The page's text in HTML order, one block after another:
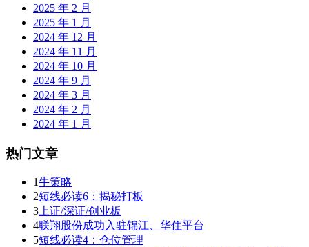
2025 年 2 月
2025 年 1 月
2024 年 12 月
2024 年 11 月
2024 年 10 月
2024 年 9 月
2024 年 3 月
2024 年 2 月
2024 年 1 月
热门文章
1牛策略
2短线必读6：揭秘打板
3 上证/深证/创业板
4联翔股份成功入驻锦江、华住平台
5短线必读4：仓位管理